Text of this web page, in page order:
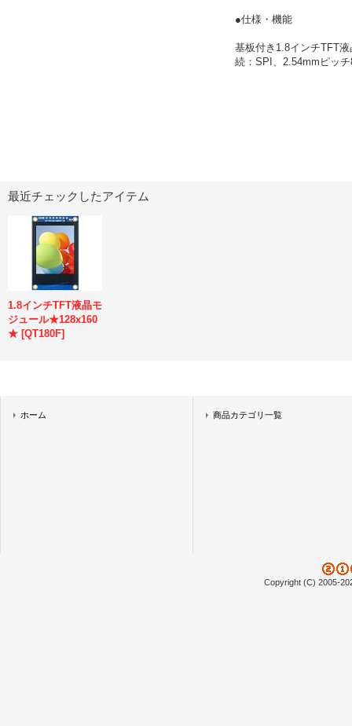
●仕様・機能
基板付き1.8インチTFT
続：SPI、2.54mmピッ
最近チェックしたアイテム
1.8インチTFT液晶モ
ジュール★128x160
★ [QT180F]
ホーム 商品カテゴリ一覧
Copyright (C) 2005-